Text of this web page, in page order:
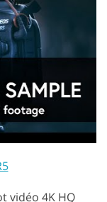
vidéo 4K HQ